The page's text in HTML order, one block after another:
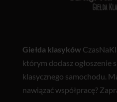
Giełda klasyków
którym dodasz ogłoszenie
klasycznego samochodu.
nawiązać współpracę?